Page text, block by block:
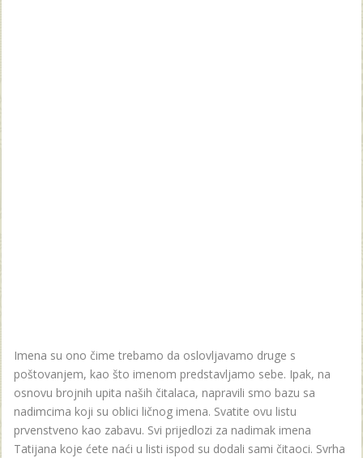
Imena su ono čime trebamo da oslovljavamo druge s
poštovanjem, kao što imenom predstavljamo sebe. Ipak, na
osnovu brojnih upita naših čitalaca, napravili smo bazu sa
nadimcima koji su oblici ličnog imena. Svatite ovu listu
prvenstveno kao zabavu. Svi prijedlozi za nadimak imena
Tatijana koje ćete naći u listi ispod su dodali sami čitaoci. Svrha